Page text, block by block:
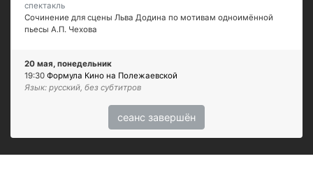
спектакль
Сочинение для сцены Льва Додина по мотивам одноимённой
пьесы А.П. Чехова
20 мая, понедельник
19:30 Формула Кино на Полежаевской
Язык: русский, без субтитров
сеанс завершён